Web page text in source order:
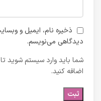
ذخیره نام، ایمیل و
دیدگاهی می‌نویسم.
شما باید وارد سیستم شوید
اضافه کنید.